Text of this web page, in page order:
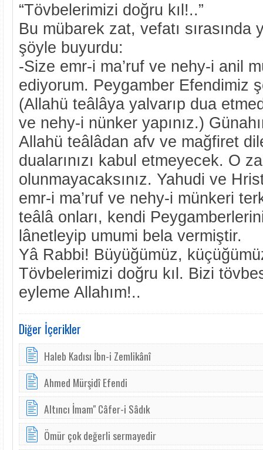
“Tövbelerimizi doğru kıl!..”
Bu mübarek zat, vefatı sırasında
şöyle buyurdu:
-Size emr-i ma’ruf ve nehy-i anil
ediyorum. Peygamber Efendimiz
(Allahü teâlâya yalvarıp dua
ve nehy-i nünker yapınız.)
Allahü teâlâdan afv ve mağfiret
dualarınızı kabul etmeyecek. O
olunmayacaksınız. Yahudi ve
emr-i ma’ruf ve nehy-i münkeri
teâlâ onları, kendi
lânetleyip umumi bela vermiştir.
Yâ Rabbi! Büyüğümüz,
Tövbelerimizi doğru kıl. Bizi
eyleme Allahım!..
Diğer İçerikler
Haleb Kadısı İbn-i Zemlikânî
Ahmed Mürşidî Efendi
Altıncı İmam" Câfer-i Sâdık
Ömür çok değerli sermayedir